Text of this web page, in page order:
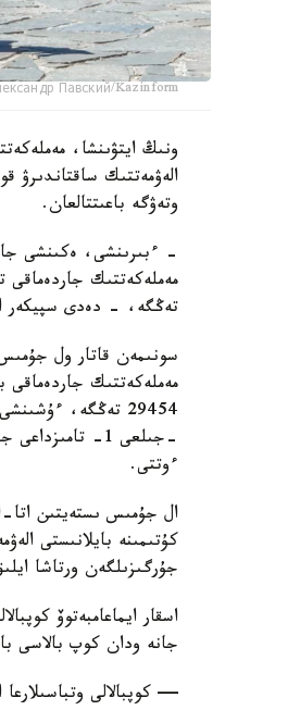
Павский/Kazinform
ونىڭ ايتۋىنشا،
الەۋمەتتىك ساقتاندىرۋ
وتەۋگە باعىتتالعان.
تەڭگە، - دەدى سپيكەر
سونىمەن قاتار ول جۇمىس
ءوتتى.
ال جۇمىس ىستەيتىن اتا-
كۇتىمىنە بايلانىستى
جۇرگىزىلگەن ورتاشا ايلىق تابىستىڭ
اسقار ايماعامبەتوۆ
جانە ودان كوپ بالاسى
— كوپبالالى